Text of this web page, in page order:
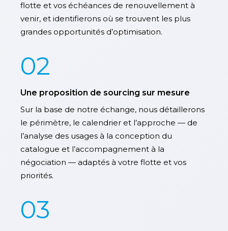
flotte et vos échéances de renouvellement à
venir, et identifierons où se trouvent les plus
grandes opportunités d’optimisation.
02
Une proposition de sourcing sur mesure
Sur la base de notre échange, nous détaillerons
le périmètre, le calendrier et l’approche — de
l’analyse des usages à la conception du
catalogue et l’accompagnement à la
négociation — adaptés à votre flotte et vos
priorités.
03